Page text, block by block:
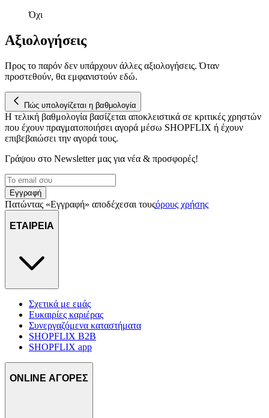
Όχι
Αξιολογήσεις
Προς το παρόν δεν υπάρχουν άλλες αξιολογήσεις. Όταν
προστεθούν, θα εμφανιστούν εδώ.
Πώς υπολογίζεται η βαθμολογία
Η τελική βαθμολογία βασίζεται αποκλειστικά σε κριτικές χρηστών
που έχουν πραγματοποιήσει αγορά μέσω SHOPFLIX ή έχουν
επιβεβαιώσει την αγορά τους.
Γράψου στο Νewsletter μας για νέα & προσφορές!
Εγγραφή
Πατώντας «Εγγραφή» αποδέχεσαι τουςόρους χρήσης
ΕΤΑΙΡΕΙΑ
Σχετικά με εμάς
Ευκαιρίες καριέρας
Συνεργαζόμενα καταστήματα
SHOPFLIX B2B
SHOPFLIX app
ONLINE ΑΓΟΡΕΣ